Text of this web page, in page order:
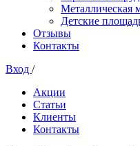
Металлическая
Детские
Отзывы
Контакты
Вход /
Акции
Статьи
Клиенты
Контакты